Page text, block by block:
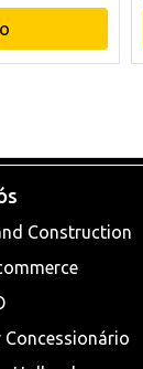
Construction
Concessionário